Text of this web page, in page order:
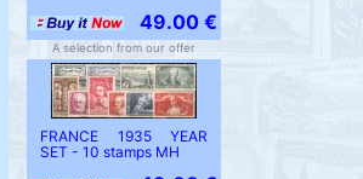
49.00 €
A selection from our offer
FRANCE 1935 YEAR
SET - 10 stamps MH